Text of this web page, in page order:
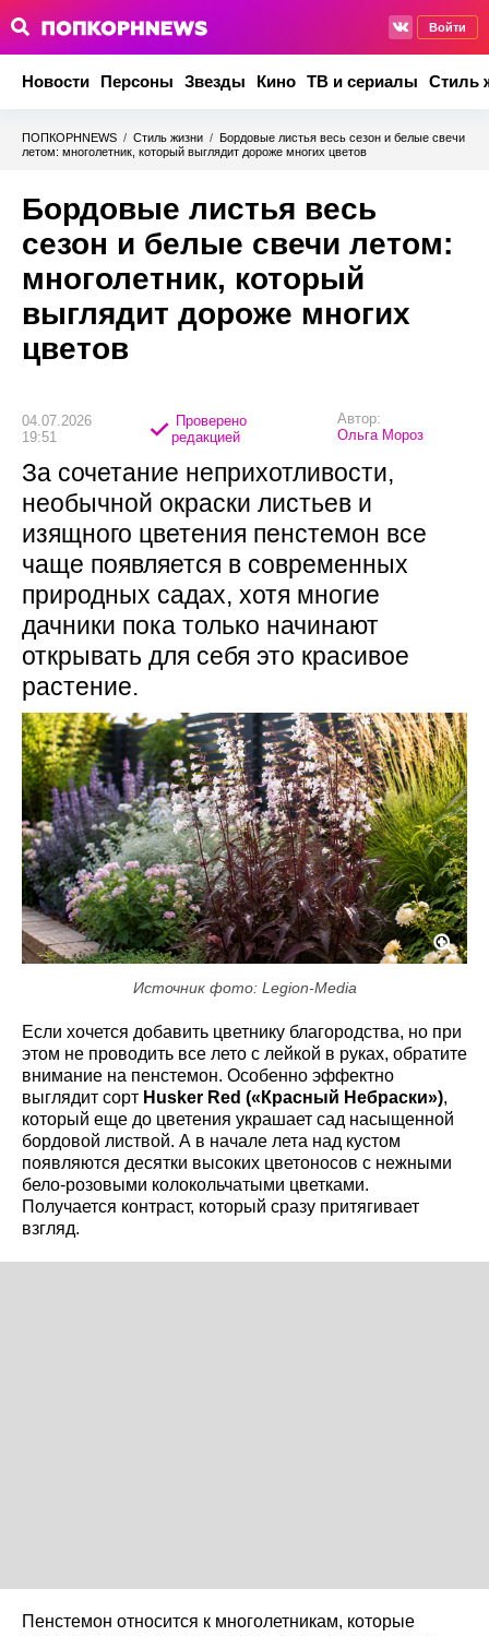
Войти
Новости Персоны Звезды Кино ТВ и сериалы Стиль
ПОПКОРНNEWS / Стиль жизни / Бордовые листья весь сезон и белые свечи
летом: многолетник, который выглядит дороже многих цветов
Бордовые листья весь
сезон и белые свечи летом:
многолетник, который
выглядит дороже многих
цветов
04.07.2026
19:51
Проверено
редакцией
Автор:
Ольга Мороз
За сочетание неприхотливости,
необычной окраски листьев и
изящного цветения пенстемон все
чаще появляется в современных
природных садах, хотя многие
дачники пока только начинают
открывать для себя это красивое
растение.
Источник фото: Legion-Media
Если хочется добавить цветнику благородства, но при
этом не проводить все лето с лейкой в руках, обратите
внимание на пенстемон. Особенно эффектно
выглядит сорт Husker Red («Красный Небраски»),
который еще до цветения украшает сад насыщенной
бордовой листвой. А в начале лета над кустом
появляются десятки высоких цветоносов с нежными
бело-розовыми колокольчатыми цветками.
Получается контраст, который сразу притягивает
взгляд.
Пенстемон относится к многолетникам, которые